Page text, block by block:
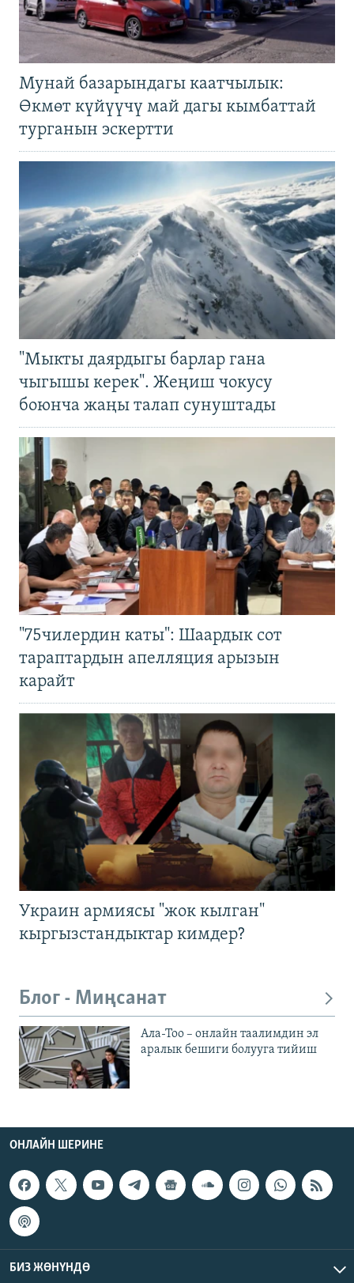
Мунай базарындагы каатчылык:
Өкмөт күйүүчү май дагы кымбаттай
турганын эскертти
"Мыкты даярдыгы барлар гана
чыгышы керек". Жеңиш чокусу
боюнча жаңы талап сунуштады
"75чилердин каты": Шаардык сот
тараптардын апелляция арызын
карайт
Украин армиясы "жок кылган"
кыргызстандыктар кимдер?
Блог - Миңсанат
Ала-Тоо – онлайн таалимдин эл
аралык бешиги болууга тийиш
ОНЛАЙН ШЕРИНЕ
БИЗ ЖӨНҮНДӨ